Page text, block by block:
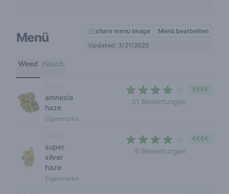
Menü share menu image
Menü bearbeiten
Updated: 3/21/2025
Weed Hasch
amnesia
haze
Eigenmarke
31 Bewertungen
€€€€
super
silver
haze
Eigenmarke
6 Bewertungen
€€€€